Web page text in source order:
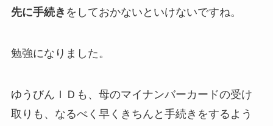
先に手続き をしておかないといけないですね。
勉強になりました。
ゆうびんＩＤも、母のマイナンバーカードの受け
取りも、なるべく早くきちんと手続きをするよう